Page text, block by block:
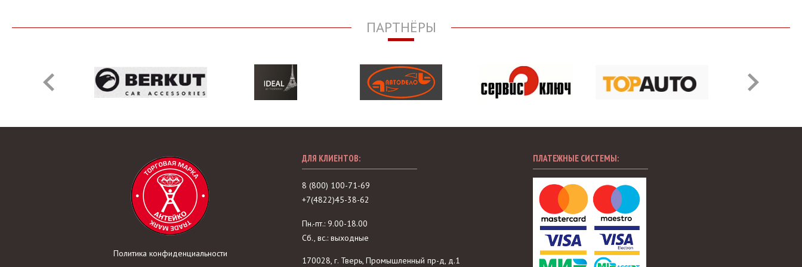
ПАРТНЁРЫ
Политика конфиденциальности
ДЛЯ КЛИЕНТОВ:
8 (800) 100-71-69
+7(4822)45-38-62
Пн.-пт.: 9.00-18.00
Сб., вс.: выходные
170028, г. Тверь, Промышленный пр-д, д.1
ПЛАТЕЖНЫЕ СИСТЕМЫ: